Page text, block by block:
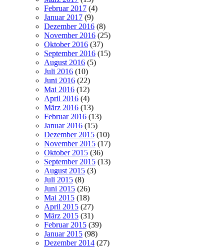
Februar 2017 (4)
Januar 2017 (9)
Dezember 2016 (8)
November 2016 (25)
Oktober 2016 (37)
September 2016 (15)
August 2016 (5)
Juli 2016 (10)
Juni 2016 (22)
Mai 2016 (12)
April 2016 (4)
März 2016 (13)
Februar 2016 (13)
Januar 2016 (15)
Dezember 2015 (10)
November 2015 (17)
Oktober 2015 (36)
September 2015 (13)
August 2015 (3)
Juli 2015 (8)
Juni 2015 (26)
Mai 2015 (18)
April 2015 (27)
März 2015 (31)
Februar 2015 (39)
Januar 2015 (98)
Dezember 2014 (27)